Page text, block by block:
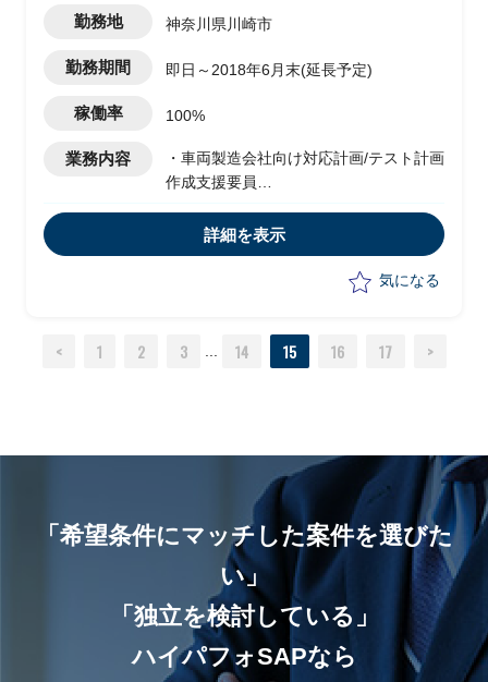
勤務地 神奈川県川崎市
勤務期間 即日～2018年6月末(延長予定)
稼働率 100%
業務内容
・車両製造会社向け対応計画/テスト計画
作成支援要員
分析を行い、対応計画とテスト計画を英
語で作成
詳細を表示
気になる
< 1 2 3 ... 14 15 16 17 >
「希望条件にマッチした案件を選びた
い」
「独立を検討している」
ハイパフォSAPなら